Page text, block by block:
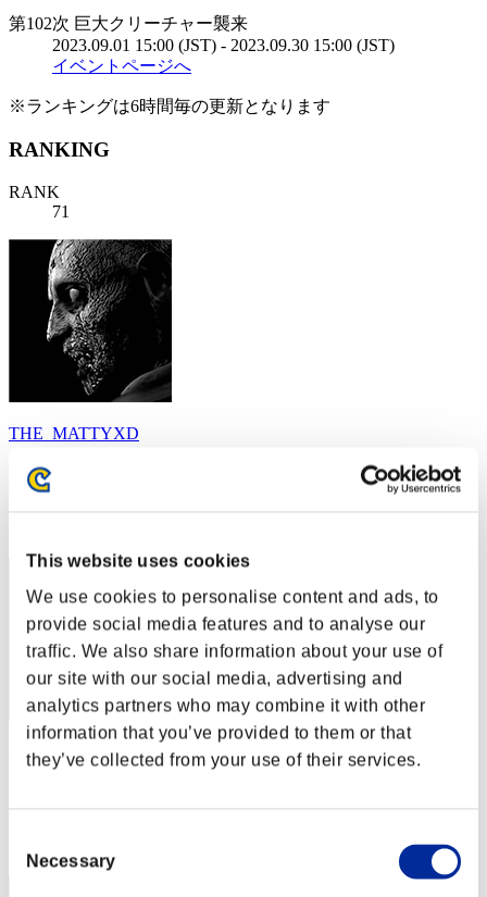
This website uses cookies
We use cookies to personalise content and ads, to
provide social media features and to analyse our
traffic. We also share information about your use of
our site with our social media, advertising and
analytics partners who may combine it with other
information that you’ve provided to them or that
they’ve collected from your use of their services.
Selection
Necessary
第102次 巨大クリーチャー襲来
2023.09.01 15:00 (JST) - 2023.09.30 15:00 (JST)
イベントページへ
※ランキングは6時間毎の更新となります
RANKING
RANK
71
THE_MATTYXD
スコア:481272
RANK
Riglok